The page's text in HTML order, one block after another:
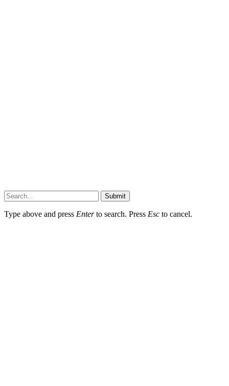
Submit
Type above and press Enterto search. Press Esc to cancel.